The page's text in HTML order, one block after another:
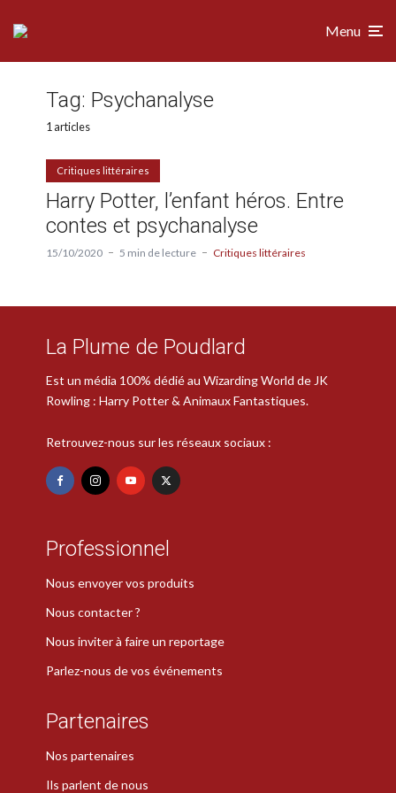
Menu
Tag: Psychanalyse
1 articles
Critiques littéraires
Harry Potter, l’enfant héros. Entre
contes et psychanalyse
15/10/2020 5 min de lecture Critiques littéraires
La Plume de Poudlard
Est un média 100% dédié au Wizarding World de JK
Rowling : Harry Potter & Animaux Fantastiques.
Retrouvez-nous sur les réseaux sociaux :
Professionnel
Nous envoyer vos produits
Nous contacter ?
Nous inviter à faire un reportage
Parlez-nous de vos événements
Partenaires
Nos partenaires
Ils parlent de nous